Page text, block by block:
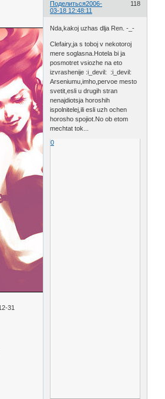
Поделиться 118
2006-
03-18 12:48:11
31
Nda,kakoj uzhas dlja Ren. -_-
Clefairy,ja s toboj v nekotoroj
mere soglasna.Hotela bi ja
posmotret vsiozhe na eto
izvrashenije :i_devil: :i_devil:
Arseniumu,imho,pervoe mesto
svetit,esli u drugih stran
nenajdiotsja horoshih
ispolnitelej,ili esli uzh ochen
horosho spojiot.No ob etom
mechtat tok...
0